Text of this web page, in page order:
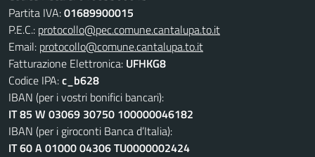
Partita IVA:01689900015
P.E.C.: protocollo@pec.comune.cantalupa.to.it
Email: protocollo@comune.cantalupa.to.it
Fatturazione Elettronica: UFHKG8
Codice IPA:c_b628
IBAN (per i vostri bonifici bancari):
IT 85 W 03069 30750 100000046182
IBAN (per i giroconti Banca d’Italia):
IT 60 A 01000 04306 TU0000002424